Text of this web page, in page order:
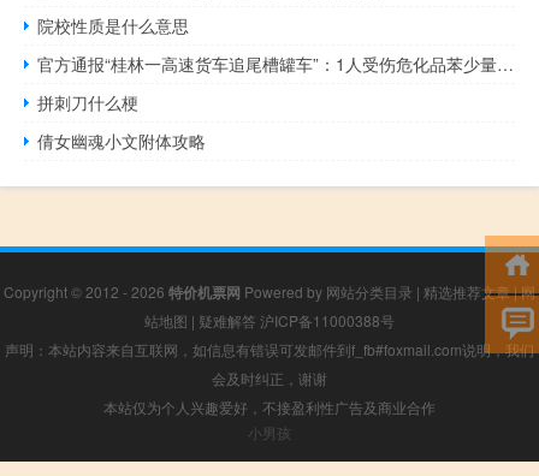
院校性质是什么意思
官方通报“桂林一高速货车追尾槽罐车”：1人受伤危化品苯少量泄漏已妥善处置
拼刺刀什么梗
倩女幽魂小文附体攻略
Copyright © 2012 - 2026 特价机票网 Powered by 网站分类目录 | 精选推荐文章|网
站地图 | 疑难解答 沪ICP备11000388号
声明：本站内容来自互联网，如信息有错误可发邮件到f_fb#foxmail.com说明，我们
会及时纠正，谢谢
本站仅为个人兴趣爱好，不接盈利性广告及商业合作
小男孩